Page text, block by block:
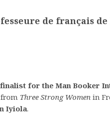
de français
for the Man Booker
from Three Strong Women in
Iyiola.